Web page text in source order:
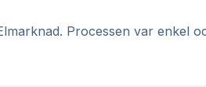
Processen var enkel